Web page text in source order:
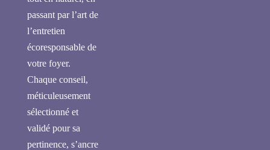
passant par l’art de
l’entretien
écoresponsable de
votre foyer.
Chaque conseil,
méticuleusement
sélectionné et
validé pour sa
pertinence, s’ancre